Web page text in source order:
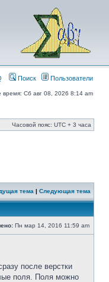
Поиск Пользователи
время: Сб авг 08, 2026 8:14 am
Часовой пояс: UTC + 3 часа
тема | Следующая тема
Пн мар 14, 2016 11:59 am
после верстки
поля. Поля можно